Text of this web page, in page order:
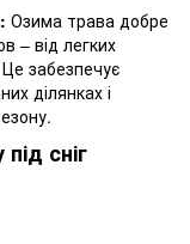
Озима трава добре
– від легких
забезпечує
ділянках і
сніг